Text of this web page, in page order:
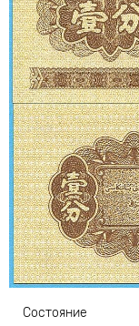
Состояние